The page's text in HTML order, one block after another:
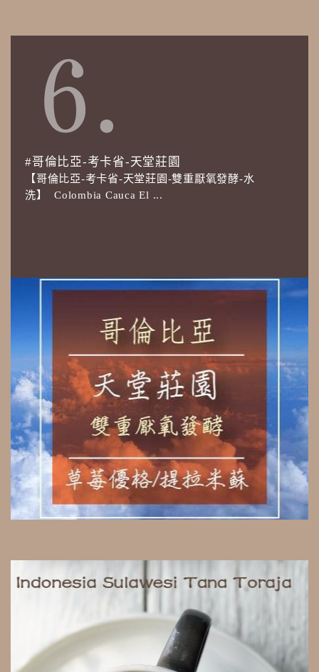
#哥倫比亞-考卡省-天堂莊園
【哥倫比亞-考卡省-天堂莊園-雙重厭氧發酵-水
洗】 Colombia Cauca El ...